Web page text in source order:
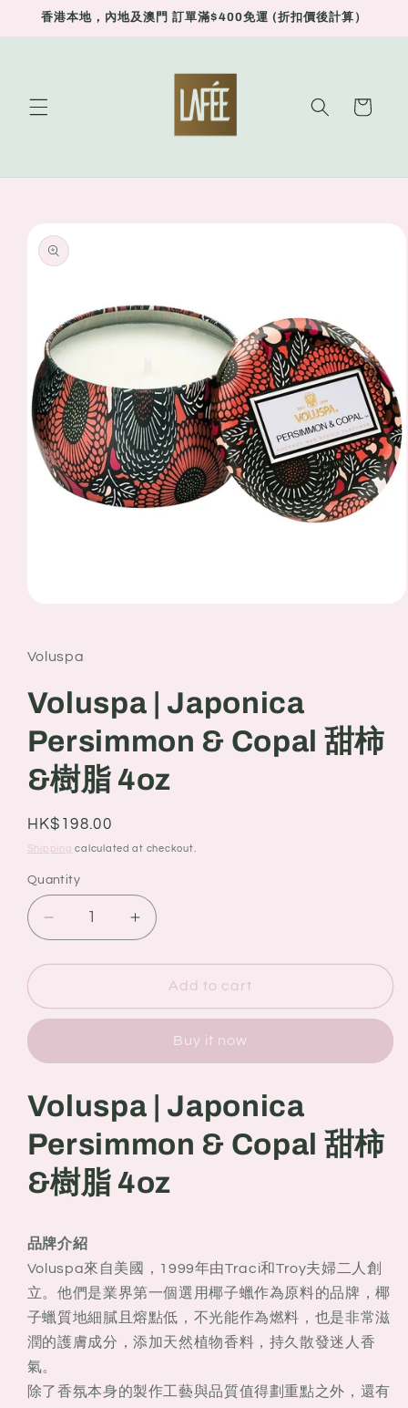
Skip to
香港本地，內地及澳門 訂單滿$400免運 (折扣價後計算）
Cart
product
information
in
modal
Voluspa
Voluspa | Japonica
Persimmon & Copal 甜柿
&樹脂 4oz
Regular
price
HK$198.00
Shipping calculated at checkout.
Quantity
Quantity
Decrease
quantity
for
|
&amp;
甜
&amp;
樹
脂
Increase
quantity
for
Voluspa
|
Persimmon
&amp;
甜
&amp;
樹
脂
Add to cart
Buy it now
Voluspa | Japonica
Persimmon & Copal 甜柿
&樹脂 4oz
品牌介紹
Voluspa來自美國，1999年由Traci和Troy夫婦二人創
立。他們是業界第一個選用椰子蠟作為原料的品牌，椰
子蠟質地細膩且熔點低，不光能作為燃料，也是非常滋
潤的護膚成分，添加天然植物香料，持久散發迷人香
氣。
除了香氛本身的製作工藝與品質值得劃重點之外，還有